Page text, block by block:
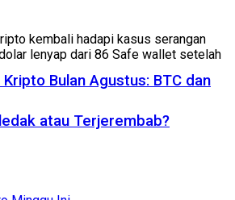
Bulan Agustus: BTC dan
atau Terjerembab?
kembali hadapi kasus serangan
lenyap dari 86 Safe wallet setelah